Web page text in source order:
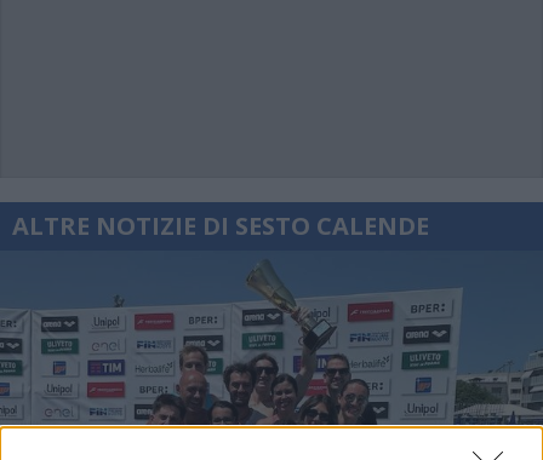
ALTRE NOTIZIE DI SESTO CALENDE